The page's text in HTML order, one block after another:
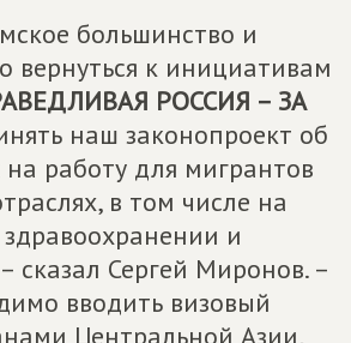
большинство и
вернуться к инициативам
РОССИЯ – ЗА
наш законопроект об
работу для мигрантов
в том числе на
и
сказал Сергей Миронов. –
вводить визовый
Центральной Азии,